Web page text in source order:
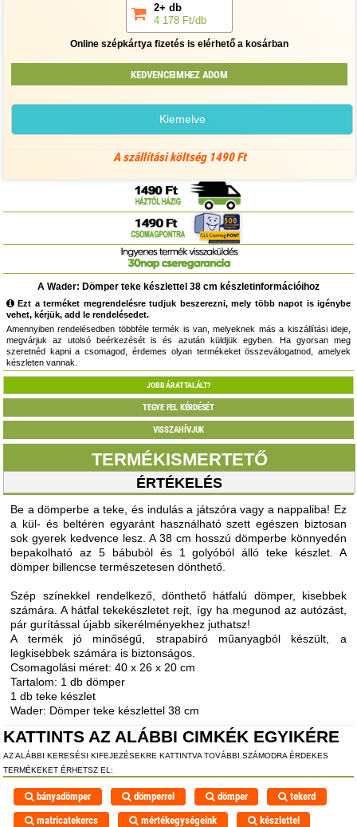
2+ db
4 178 Ft/db
Online szépkártya fizetés is elérhető a kosárban
KEDVENCEIMHEZ ADOM
Kiemelve
A szállítási költség 1490 Ft
A Wader: Dömper teke készlettel 38 cm készletinformációihoz
Ezt a terméket megrendelésre tudjuk beszerezni, mely több napot is igénybe
vehet, kérjük, add le rendelésedet.
Amennyiben rendelésedben többféle termék is van, melyeknek más a kiszállítási ideje,
megvárjuk az utolsó beérkezését is és azután küldjük egyben. Ha gyorsan meg
szeretnéd kapni a csomagod, érdemes olyan termékeket összeválogatnod, amelyek
készleten vannak.
JOBB ÁRAT TALÁLT?
TEGYE FEL KÉRDÉSÉT
VISSZAHÍVJUK
TERMÉKISMERTETŐ
ÉRTÉKELÉS
Be a dömperbe a teke, és indulás a játszóra vagy a nappaliba! Ez
a kül- és beltéren egyaránt használható szett egészen biztosan
sok gyerek kedvence lesz. A 38 cm hosszú dömperbe könnyedén
bepakolható az 5 bábuból és 1 golyóból álló teke készlet. A
dömper billencse természetesen dönthető.
Szép színekkel rendelkező, dönthető hátfalú dömper, kisebbek
számára. A hátfal tekekészletet rejt, így ha megunod az autózást,
pár gurítással újabb sikerélményekhez juthatsz!
A termék jó minőségű, strapabíró műanyagból készült, a
legkisebbek számára is biztonságos.
Csomagolási méret: 40 x 26 x 20 cm
Tartalom: 1 db dömper
1 db teke készlet
Wader: Dömper teke készlettel 38 cm
KATTINTS AZ ALÁBBI CIMKÉK EGYIKÉRE
AZ ALÁBBI KERESÉSI KIFEJEZÉSEKRE KATTINTVA TOVÁBBI SZÁMODRA ÉRDEKES
TERMÉKEKET ÉRHETSZ EL:
bányadömper dömperrel dömper
tekerd
matricatekercs
mértékegységeink
készlettel